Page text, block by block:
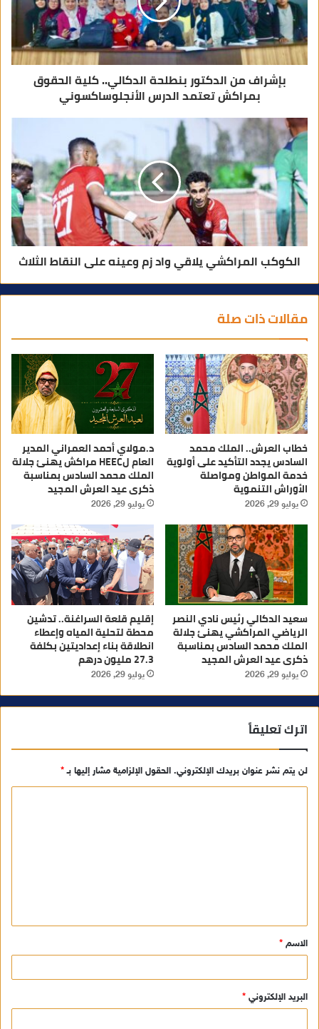
ر
و
ن
ي
بإشراف من الدكتور بنطلحة الدكالي.. كلية الحقوق
بمراكش تعتمد الدرس الأنجلوساكسوني
الكوكب المراكشي يلاقي واد زم وعينه على النقاط الثلاث
مقالات ذات صلة
خطاب العرش.. الملك محمد
السادس يجدد التأكيد على أولوية
خدمة المواطن ومواصلة
الأوراش التنموية
يوليو 29, 2026
د.مولاي أحمد العمراني المدير
العام لHEEC مراكش يهنئ جلالة
الملك محمد السادس بمناسبة
ذكرى عيد العرش المجيد
يوليو 29, 2026
سعيد الدكالي رئيس نادي النصر
الرياضي المراكشي يهنئ جلالة
الملك محمد السادس بمناسبة
ذكرى عيد العرش المجيد
يوليو 29, 2026
إقليم قلعة السراغنة.. تدشين
محطة لتحلية المياه وإعطاء
انطلاقة بناء إعداديتين بكلفة
27.3 مليون درهم
يوليو 29, 2026
اترك تعليقاً
لن يتم نشر عنوان بريدك الإلكتروني. الحقول الإلزامية مشار إليها بـ*
ق
*
الاسم *
البريد الإلكتروني *